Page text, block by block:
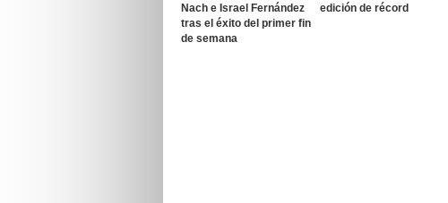
Nach e Israel Fernández
tras el éxito del primer fin
de semana
edición de récord